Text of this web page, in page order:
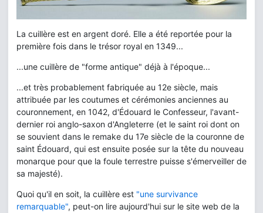
La cuillère est en argent doré. Elle a été reportée pour la
première fois dans le trésor royal en 1349...
...une cuillère de "forme antique" déjà à l'époque...
...et très probablement fabriquée au 12e siècle, mais
attribuée par les coutumes et cérémonies anciennes au
couronnement, en 1042, d'Édouard le Confesseur, l'avant-
dernier roi anglo-saxon d'Angleterre (et le saint roi dont on
se souvient dans le remake du 17e siècle de la couronne de
saint Édouard, qui est ensuite posée sur la tête du nouveau
monarque pour que la foule terrestre puisse s'émerveiller de
sa majesté).
Quoi qu'il en soit, la cuillère est "une survivance
remarquable", peut-on lire aujourd'hui sur le site web de la